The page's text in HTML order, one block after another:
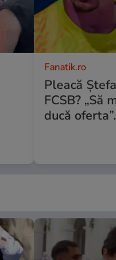
Fanatik.ro
Pleacă
FCSB? „Să
ducă